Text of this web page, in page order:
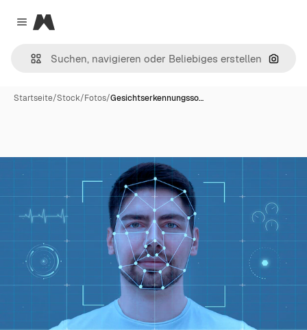
Close menu
Magnific
Nach
Startseite/Stock/Fotos/Gesichtserkennungsso…